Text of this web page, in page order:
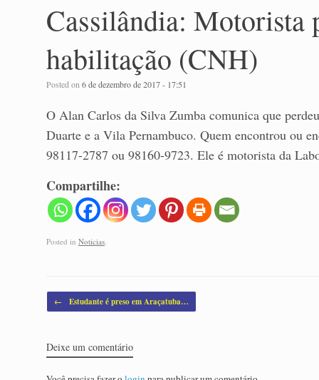
Cassilândia: Motorista
habilitação (CNH)
Posted on6 de dezembro de 2017 - 17:51
O Alan Carlos da Silva Zumba comunica que
Duarte e a Vila Pernambuco. Quem encontrou ou
98117-2787 ou 98160-9723. Ele é motorista da
Compartilhe:
Posted in Noticias
Post navigation
← Estudante é preso em Araçatuba…
Deixe um comentário